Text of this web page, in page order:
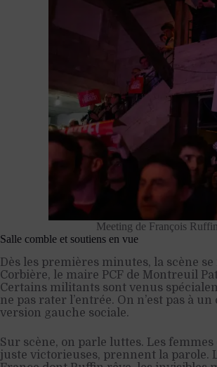
Meeting de François
Salle comble et soutiens en vue
Dès les premières minutes, la scène
Corbière, le maire PCF de Montreuil
Certains militants sont venus
ne pas rater l’entrée. On n’est pas à
version gauche sociale.
Sur scène, on parle luttes. Les
juste victorieuses, prennent la parole.